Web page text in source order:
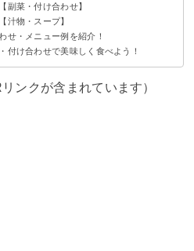
ダ副菜・付け合わせ】
汁物・スープ】
せ・メニュー例を紹介！
付け合わせで美味しく食べよう！
ンクが含まれています）